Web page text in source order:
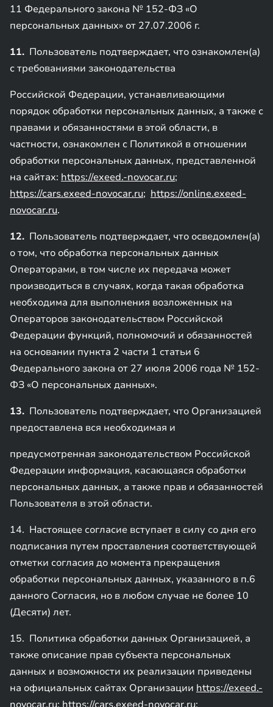
11 Федерального закона № 152-ФЗ «О
персональных данных» от 27.07.2006 г.
11. Пользователь подтверждает, что ознакомлен(а)
с требованиями законодательства
Российской Федерации, устанавливающими
порядок обработки персональных данных, а также с
правами и обязанностями в этой области, в
частности, ознакомлен с Политикой в отношении
обработки персональных данных, представленной
на сайтах: https://exeed.-novocar.ru;
https://cars.exeed-novocar.ru; https://online.exeed-
novocar.ru.
12. Пользователь подтверждает, что осведомлен(а)
о том, что обработка персональных данных
Операторами, в том числе их передача может
производиться в случаях, когда такая обработка
необходима для выполнения возложенных на
Операторов законодательством Российской
Федерации функций, полномочий и обязанностей
на основании пункта 2 части 1 статьи 6
Федерального закона от 27 июля 2006 года № 152-
ФЗ «О персональных данных».
13. Пользователь подтверждает, что Организацией
предоставлена вся необходимая и
предусмотренная законодательством Российской
Федерации информация, касающаяся обработки
персональных данных, а также прав и обязанностей
Пользователя в этой области.
14. Настоящее согласие вступает в силу со дня его
подписания путем проставления соответствующей
отметки согласия до момента прекращения
обработки персональных данных, указанного в п.6
данного Согласия, но в любом случае не более 10
(Десяти) лет.
15. Политика обработки данных Организацией, а
также описание прав субъекта персональных
данных и возможности их реализации приведены
на официальных сайтах Организации https://exeed.-